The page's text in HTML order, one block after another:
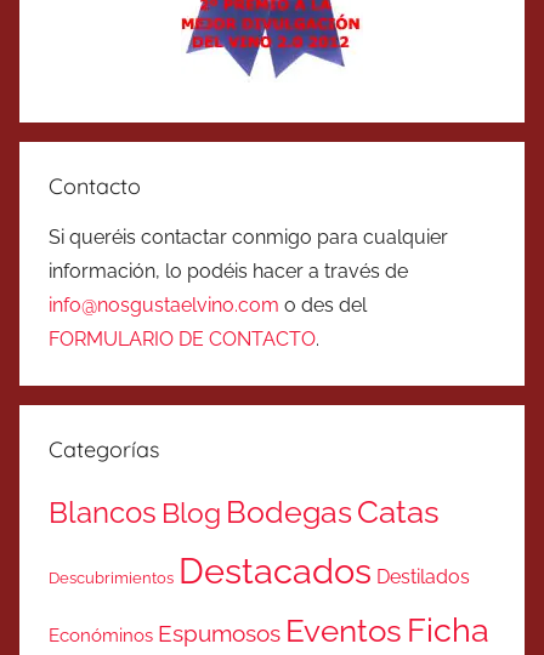
Contacto
Si queréis contactar conmigo para cualquier
información, lo podéis hacer a través de
info@nosgustaelvino.com o des del
FORMULARIO DE CONTACTO.
Categorías
Blancos Blog BodegasCatas
Descubrimientos Destacados Destilados
Económinos Espumosos Eventos Ficha